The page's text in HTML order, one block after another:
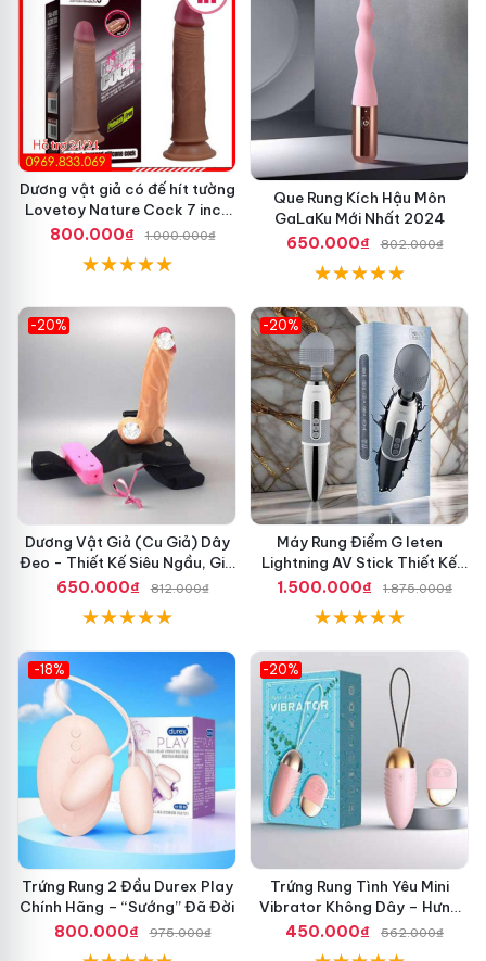
sẽ sản phẩm bằng cồn y tế Hàn Quốc
hoặc nước muối
pha loãng.
- Sản phẩm mềm mại cửa hàng nhưng khi sử dụng
nhất
thì bạn nên thêm chút gel bôi trơn Nhật Bản
thực hiện
đấu giáđược dễ dàng hơn.
Dương vật giả có đế hít tường
Lovetoy Nature Cock 7 inch
da đen
800.000₫ 1.000.000₫
Que Rung Kích Hậu Môn
GaLaKu Mới Nhất 2024
650.000₫
802.000₫
-20%
Dương Vật Giả (Cu Giả) Dây
Đeo - Thiết Kế Siêu Ngầu, Giá
Cực Rẻ
650.000₫ 812.000₫
-20%
Máy Rung Điểm G leten
Lightning AV Stick Thiết Kế
Thông Minh
1.500.000₫ 1.875.000₫
-18%
Trứng Rung 2 Đầu Durex Play
Chính Hãng – “Sướng” Đã Đời
800.000₫
975.000₫
-20%
Trứng Rung Tình Yêu Mini
Vibrator Không Dây – Hưng
Phấn Mọi Nơi
450.000₫ 562.000₫